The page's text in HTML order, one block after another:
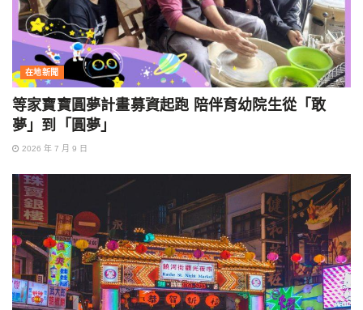
在地新聞
等家寶寶圓夢計畫募資起跑 陪伴育幼院生從「敢
夢」到「圓夢」
2026 年 7 月 9 日